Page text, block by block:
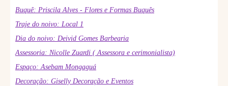
Buquê: Priscila Alves - Flores e Formas Buquês
Traje do noivo: Local 1
Dia do noivo: Deivid Gomes Barbearia
Assessoria: Nicolle Zuardi ( Assessora e cerimonialista)
Espaço: Asebam Mongaguá
Decoração: Giselly Decoração e Eventos